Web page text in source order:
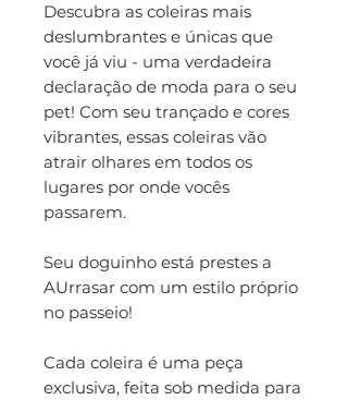
Descubra as coleiras mais
deslumbrantes e únicas que
você já viu - uma verdadeira
declaração de moda para o seu
pet! Com seu trançado e cores
vibrantes, essas coleiras vão
atrair olhares em todos os
lugares por onde vocês
passarem.
Seu doguinho está prestes a
AUrrasar com um estilo próprio
no passeio!
Cada coleira é uma peça
exclusiva, feita sob medida para